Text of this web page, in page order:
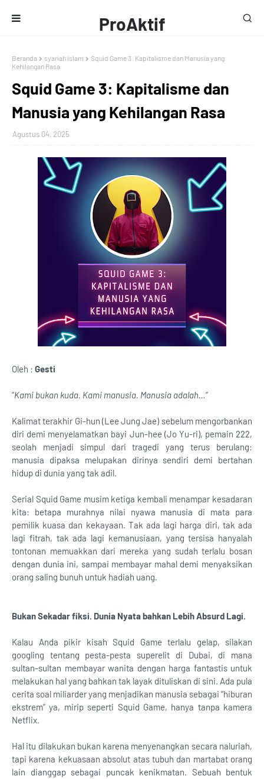
ProAktif
Media
Beranda syariah islam
Squid Game 3: Kapitalisme dan Manusia yang
Kehilangan Rasa
Squid Game 3: Kapitalisme dan
Manusia yang Kehilangan Rasa
Agustus 04, 2025
Oleh : Gesti
“Kami bukan kuda. Kami manusia. Manusia adalah…”
Kalimat terakhir Gi-hun (Lee Jung Jae) sebelum mengorbankan
diri demi menyelamatkan bayi Jun-hee (Jo Yu-ri), pemain 222,
seolah menjadi simpul dari tragedi yang terus berulang:
manusia dipaksa melupakan dirinya sendiri demi bertahan
hidup di dunia yang tak adil.
Serial Squid Game musim ketiga kembali menampar kesadaran
kita: betapa murahnya nilai nyawa manusia di mata para
pemilik kuasa dan kekayaan. Tak ada lagi harga diri, tak ada
lagi fitrah, tak ada lagi kemanusiaan, yang tersisa hanyalah
tontonan memuakkan dari mereka yang sudah terlalu bosan
dengan dunia ini, sampai membayar mahal demi menyaksikan
orang saling bunuh untuk hadiah uang.
Bukan Sekadar fiksi. Dunia Nyata bahkan Lebih Absurd Lagi.
Kalau Anda pikir kisah Squid Game terlalu gelap, silakan
googling tentang pesta-pesta superelit di Dubai, di mana
sultan-sultan membayar wanita dengan harga fantastis untuk
melakukan hal yang bahkan tak layak dituliskan di sini. Ada pula
cerita soal miliarder yang menjadikan manusia sebagai “hiburan
ekstrem” ya, mirip seperti Squid Game, hanya tanpa kamera
Netflix.
Hal itu dilakukan bukan karena menyenangkan secara naluriah,
tapi karena kekuasaan absolut atas tubuh dan martabat orang
lain dianggap sebagai puncak kenikmatan. Sebuah bentuk